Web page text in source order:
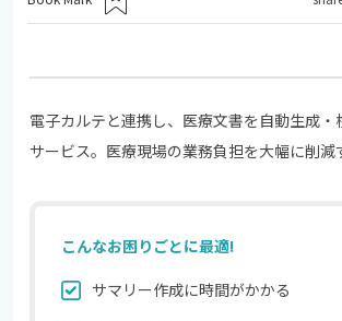
電子カルテと連携し、医療文書を自動生成・
サービス。医療現場の業務負担を大幅に削減
こんなお困りごとに最適!
サマリー作成に時間がかかる